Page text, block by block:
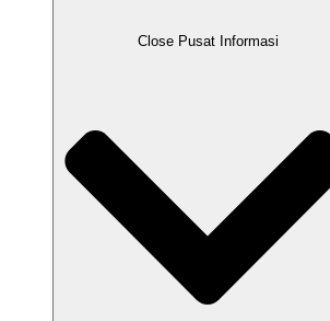
Close Pusat Informasi